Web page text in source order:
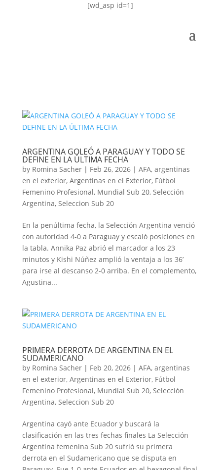
[wd_asp id=1]
ARGENTINA GOLEÓ A PARAGUAY Y TODO SE
DEFINE EN LA ÚLTIMA FECHA
by Romina Sacher| Feb 26, 2026| AFA, argentinas
en el exterior, Argentinas en el Exterior, Fútbol
Femenino Profesional, Mundial Sub 20, Selección
Argentina, Seleccion Sub 20
En la penúltima fecha, la Selección Argentina venció
con autoridad 4-0 a Paraguay y escaló posiciones en
la tabla. Annika Paz abrió el marcador a los 23
minutos y Kishi Núñez amplió la ventaja a los 36’
para irse al descanso 2-0 arriba. En el complemento,
Agustina...
PRIMERA DERROTA DE ARGENTINA EN EL
SUDAMERICANO
by Romina Sacher| Feb 20, 2026| AFA, argentinas
en el exterior, Argentinas en el Exterior, Fútbol
Femenino Profesional, Mundial Sub 20, Selección
Argentina, Seleccion Sub 20
Argentina cayó ante Ecuador y buscará la
clasificación en las tres fechas finales La Selección
Argentina femenina Sub 20 sufrió su primera
derrota en el Sudamericano que se disputa en